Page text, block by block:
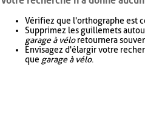
Vérifiez que l'orthographe est
Supprimez les guillemets
garage à véloretournera
Envisagez d'élargir votre
que garage à vélo.